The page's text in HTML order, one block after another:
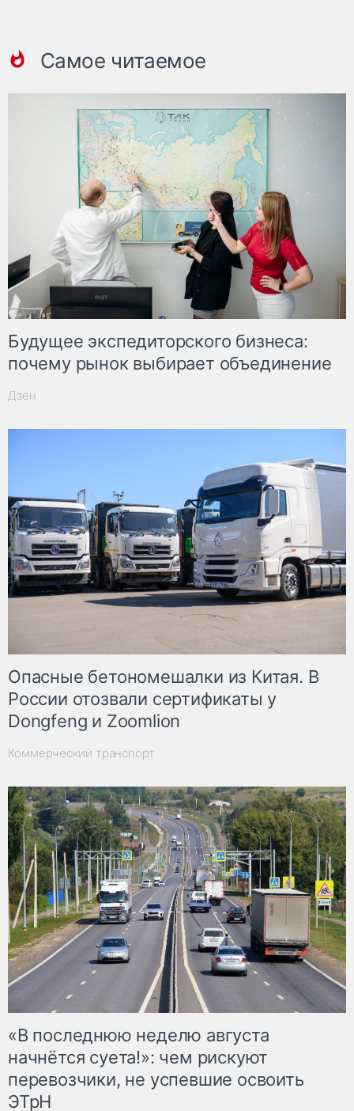
Самое читаемое
Будущее экспедиторского бизнеса:
почему рынок выбирает объединение
Дзен
Опасные бетономешалки из Китая. В
России отозвали сертификаты у
Dongfeng и Zoomlion
Коммерческий транспорт
«В последнюю неделю августа
начнётся суета!»: чем рискуют
перевозчики, не успевшие освоить
ЭТрН